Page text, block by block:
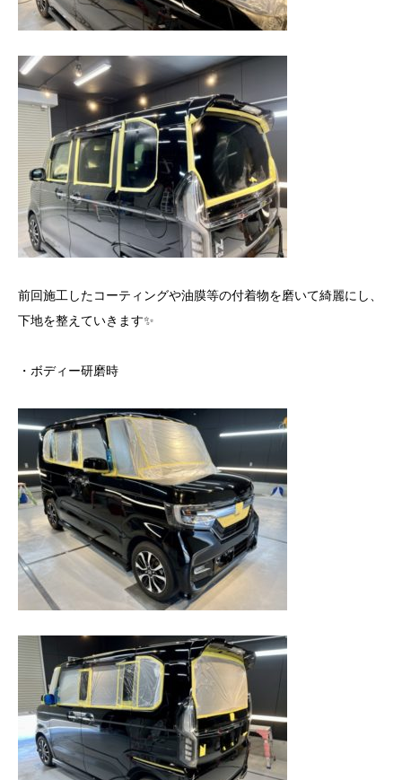
前回施工したコーティングや油膜等の付着物を磨いて綺麗にし、
下地を整えていきます✨
・ボディー研磨時